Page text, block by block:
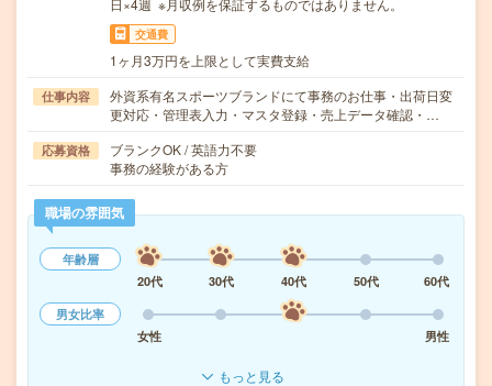
日×4週 ※月収例を保証するものではありません。
交通費
1ヶ月3万円を上限として実費支給
仕事内容
外資系有名スポーツブランドにて事務のお仕事・出荷日変
更対応・管理表入力・マスタ登録・売上データ確認・…
応募資格
ブランクOK / 英語力不要
事務の経験がある方
職場の雰囲気
年齢層
20代
30代 40代 50代
60代
男女比率
女性
男性
もっと見る